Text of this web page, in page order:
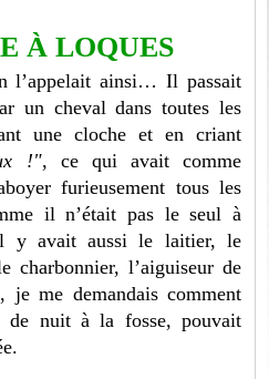
À LOQUES
l’appelait ainsi… Il passait
un cheval dans toutes les
une cloche et en criant
!", ce qui avait comme
furieusement tous les
il n’était pas le seul à
y avait aussi le laitier, le
charbonnier, l’aiguiseur de
je me demandais comment
de nuit à la fosse, pouvait